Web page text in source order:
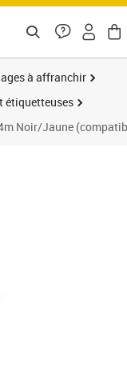
à affranchir
étiquetteuses
Noir/Jaune